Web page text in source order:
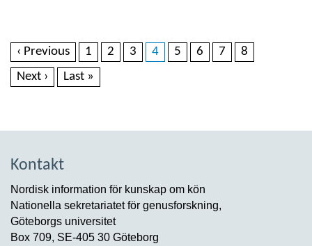
‹ Previous 1 2 3 4 5 6 7
8
Next ›
Last »
Kontakt
Nordisk information för kunskap om kön
Nationella sekretariatet för genusforskning,
Göteborgs universitet
Box 709, SE-405 30 Göteborg